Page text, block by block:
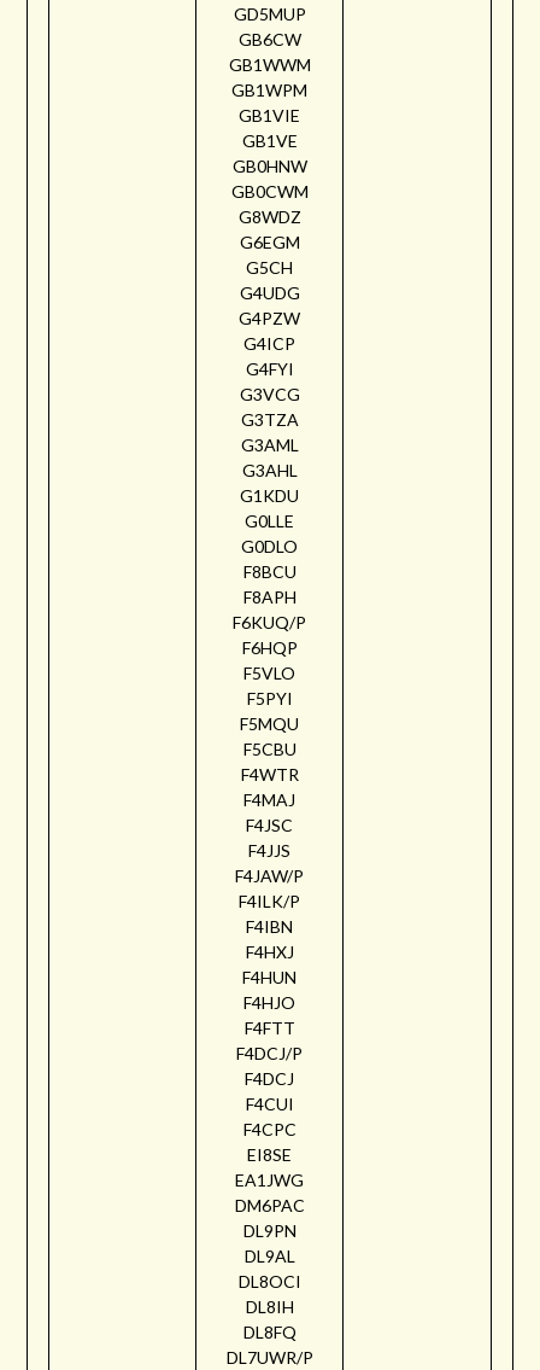
GD5MUP
GB6CW
GB1WWM
GB1WPM
GB1VIE
GB1VE
GB0HNW
GB0CWM
G8WDZ
G6EGM
G5CH
G4UDG
G4PZW
G4ICP
G4FYI
G3VCG
G3TZA
G3AML
G3AHL
G1KDU
G0LLE
G0DLO
F8BCU
F8APH
F6KUQ/P
F6HQP
F5VLO
F5PYI
F5MQU
F5CBU
F4WTR
F4MAJ
F4JSC
F4JJS
F4JAW/P
F4ILK/P
F4IBN
F4HXJ
F4HUN
F4HJO
F4FTT
F4DCJ/P
F4DCJ
F4CUI
F4CPC
EI8SE
EA1JWG
DM6PAC
DL9PN
DL9AL
DL8OCI
DL8IH
DL8FQ
DL7UWR/P